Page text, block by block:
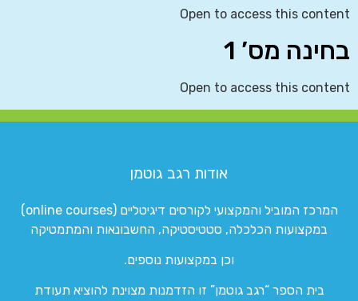
Open to access this content
בחינה מס’ 1
Open to access this content
אודות רגב גוטמן
המרכז המוביל והמקצועי לקורסים דיגיטליים (online courses)
במקצועות הכלכלה, סטטיסטיקה, החשבונאות והמתמטיקה
וכן במקצועות נוספים.
בית הספר “רגב גוטמן” זו הזדמנות מצוינת להוציא תעודת